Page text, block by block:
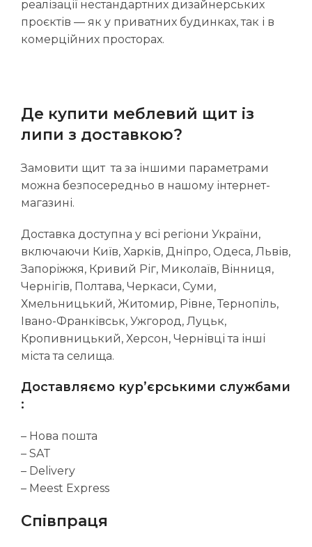
реалізації нестандартних дизайнерських
проєктів — як у приватних будинках, так і в
комерційних просторах.
Де купити меблевий щит із
липи з доставкою?
Замовити щит та за іншими параметрами
можна безпосередньо в нашому інтернет-
магазині.
Доставка доступна у всі регіони України,
включаючи Київ, Харків, Дніпро, Одеса, Львів,
Запоріжжя, Кривий Ріг, Миколаїв, Вінниця,
Чернігів, Полтава, Черкаси, Суми,
Хмельницький, Житомир, Рівне, Тернопіль,
Івано-Франківськ, Ужгород, Луцьк,
Кропивницький, Херсон, Чернівці та інші
міста та селища.
Доставляємо кур’єрськими службами
:
– Нова пошта
– SAT
– Delivery
– Meest Express
Співпраця